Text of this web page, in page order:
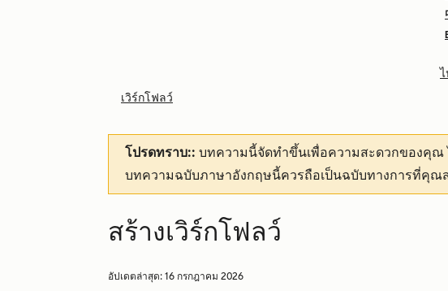
เวิร์กโฟลว์
โปรดทราบ:: บทความนี้จัดทำขึ้นเพื่อความสะดวกของคุณ
บทความฉบับภาษาอังกฤษนี้ควรถือเป็นฉบับทางการที่คุ
สร้างเวิร์กโฟลว์
อัปเดตล่าสุด: 16 กรกฎาคม 2026